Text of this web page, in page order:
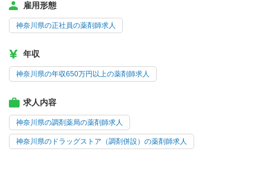
雇用形態
神奈川県の正社員の薬剤師求人
年収
神奈川県の年収650万円以上の薬剤師求人
求人内容
神奈川県の調剤薬局の薬剤師求人
神奈川県のドラッグストア（調剤併設）の薬剤師求人